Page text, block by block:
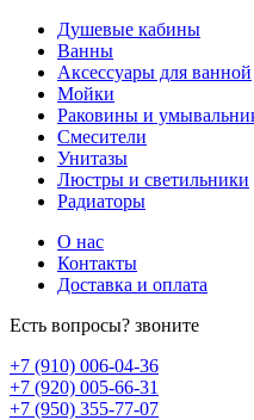
Душевые кабины
Ванны
Аксессуары для ванной
Мойки
Раковины и
Смесители
Унитазы
Люстры и светильники
Радиаторы
О нас
Контакты
Доставка и оплата
Есть вопросы? звоните
+7 (910) 006-04-36
+7 (920) 005-66-31
+7 (950) 355-77-07